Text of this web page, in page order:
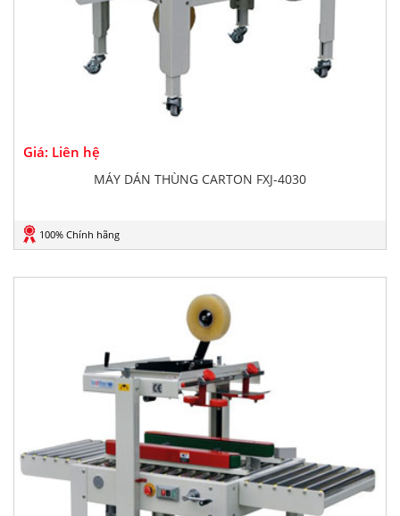
Giá: Liên hệ
MÁY DÁN THÙNG CARTON FXJ-4030
100% Chính hãng